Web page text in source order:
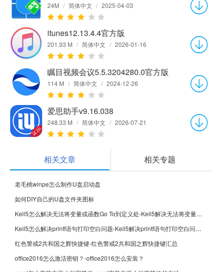
24M / 简体中文 / 2025-04-03
itunes12.13.4.4官方版
201.93 M / 简体中文 / 2026-01-16
瞩目视频会议5.5.3204280.0官方版
114 M / 简体中文 / 2024-12-26
爱思助手v9.16.038
248.33 M / 简体中文 / 2026-07-21
相关文章 相关专题
老毛桃winpe怎么制作U盘启动盘
如何DIY自己的U盘文件夹图标
Keil5怎么解决无法将变量或函数Go To到定义处-Keil5解决无法将变量或函数Go To到定义处的方法
Keil5怎么解决printf语句打印空白问题-Keil5解决printf语句打印空白问题的方法
红色警戒2共和国之辉快捷键-红色警戒2共和国之辉快捷键汇总
office2016怎么激活密钥？-office2016怎么安装？